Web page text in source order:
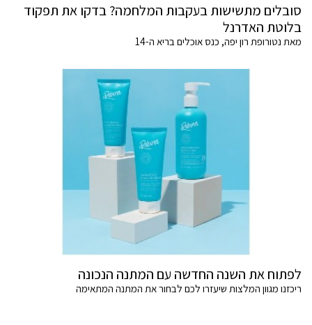
סובלים מתשישות בעקבות המלחמה? בדקו את תפקוד
בלוטת האדרנל
מאת נטורופת רון יפה, כנס אוכלים בריא ה-14
לפתוח את השנה החדשה עם המתנה הנכונה
ריכזנו מגוון המלצות שיעזרו לכם לבחור את המתנה המתאימה